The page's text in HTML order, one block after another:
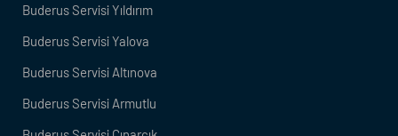
Buderus Servisi Yıldırım
Buderus Servisi Yalova
Buderus Servisi Altınova
Buderus Servisi Armutlu